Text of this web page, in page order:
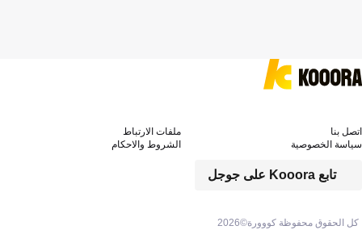
كل الحقوق محفوظة كووورة©2026
تابع Kooora على جوجل
اتصل بنا
ملفات الارتباط
سياسة الخصوصية
الشروط والاحكام